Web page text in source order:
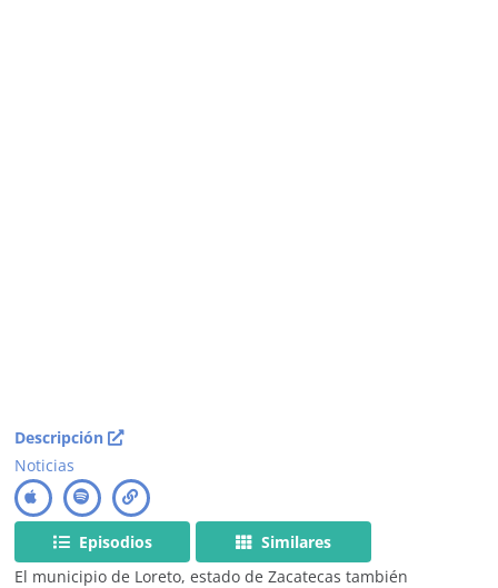
Descripción
Noticias
Episodios
Similares
El municipio de Loreto, estado de Zacatecas también